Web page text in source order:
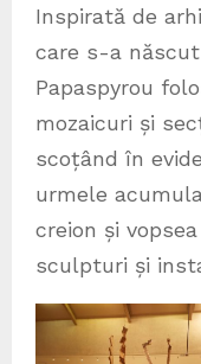
Inspirată de
care s-a
Papaspyrou
mozaicuri și
scoțând în
urmele
creion și
sculpturi și